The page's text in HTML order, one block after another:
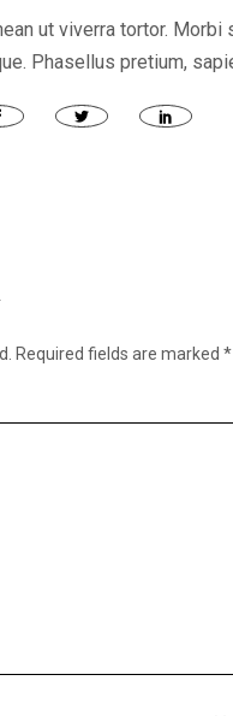
ut viverra tortor.
Phasellus pretium,
Required fields are marked *